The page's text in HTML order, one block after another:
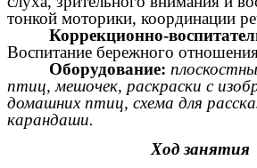
тонкой моторики, координации
Коррекционно-
Воспитание бережного
Оборудование:
птиц, мешочек, раскраски с
домашних птиц, схема для
карандаши.
Ход занятия